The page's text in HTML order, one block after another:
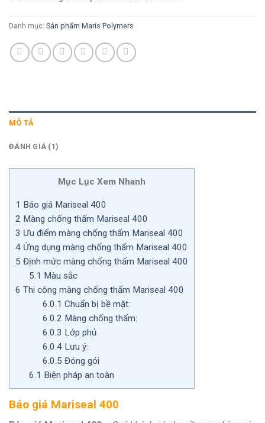
Danh mục: Sản phẩm Maris Polymers
MÔ TẢ
ĐÁNH GIÁ (1)
Mục Lục Xem Nhanh
1 Báo giá Mariseal 400
2 Màng chống thấm Mariseal 400
3 Ưu điểm màng chống thấm Mariseal 400
4 Ứng dụng màng chống thấm Mariseal 400
5 Định mức màng chống thấm Mariseal 400
5.1 Màu sắc
6 Thi công màng chống thấm Mariseal 400
6.0.1 Chuẩn bị bề mặt:
6.0.2 Màng chống thấm:
6.0.3 Lớp phủ
6.0.4Lưu ý:
6.0.5 Đóng gói
6.1 Biện pháp an toàn
Báo giá Mariseal 400